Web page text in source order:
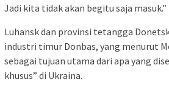
Jadi kita tidak akan begitu saja masuk.”
Luhansk dan provinsi tetangga
industri timur Donbas, yang menurut
sebagai tujuan utama dari apa yang
khusus” di Ukraina.